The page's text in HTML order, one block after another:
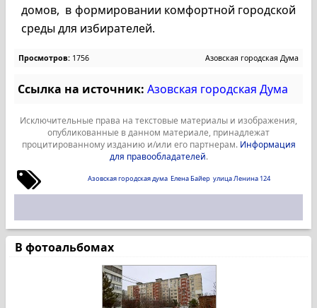
домов, в формировании комфортной городской
среды для избирателей.
Просмотров: 1756 Азовская городская Дума
Ссылка на источник: Азовская городская Дума
Исключительные права на текстовые материалы и изображения,
опубликованные в данном материале, принадлежат
процитированному изданию и/или его партнерам. Информация
для правообладателей.
Азовская городская дума Елена Байер улица Ленина 124
В фотоальбомах